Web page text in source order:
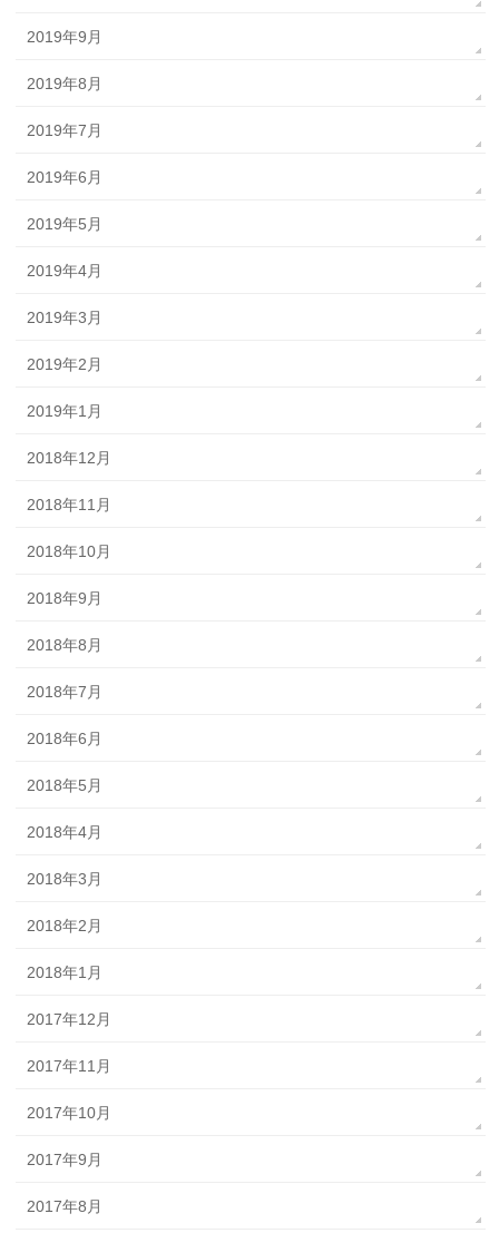
2019年9月
2019年8月
2019年7月
2019年6月
2019年5月
2019年4月
2019年3月
2019年2月
2019年1月
2018年12月
2018年11月
2018年10月
2018年9月
2018年8月
2018年7月
2018年6月
2018年5月
2018年4月
2018年3月
2018年2月
2018年1月
2017年12月
2017年11月
2017年10月
2017年9月
2017年8月